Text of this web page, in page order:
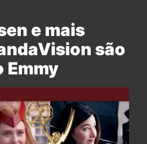
e mais
são
Emmy